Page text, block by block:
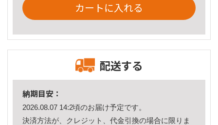
カートに入れる
配送する
納期目安：
2026.08.07 14:2頃のお届け予定です。
決済方法が、クレジット、代金引換の場合に限りま